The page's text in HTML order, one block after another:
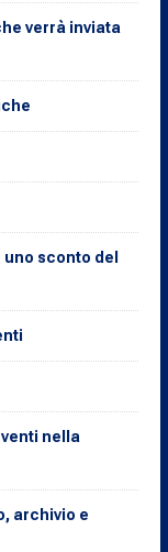
verrà inviata
sconto del
nella
archivio e